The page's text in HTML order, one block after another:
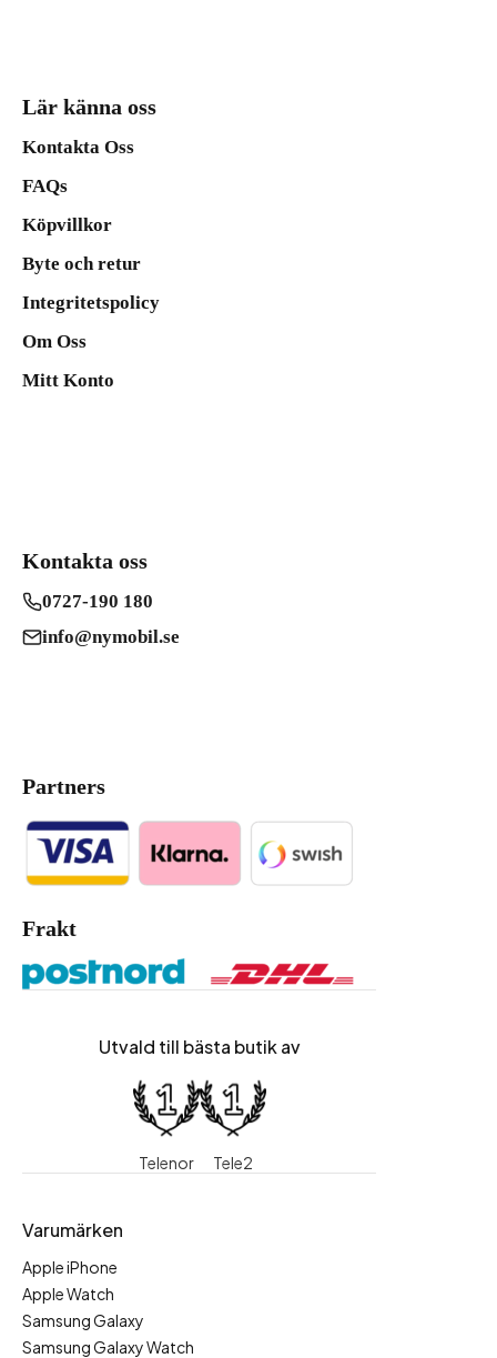
Lär känna oss
Kontakta Oss
FAQs
Köpvillkor
Byte och retur
Integritetspolicy
Om Oss
Mitt Konto
Kontakta oss
0727-190 180
info@nymobil.se
Partners
Frakt
Utvald till bästa butik av
Telenor Tele2
Varumärken
Apple iPhone
Apple Watch
Samsung Galaxy
Samsung Galaxy Watch